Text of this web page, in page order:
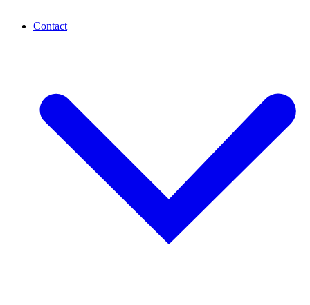
Contact